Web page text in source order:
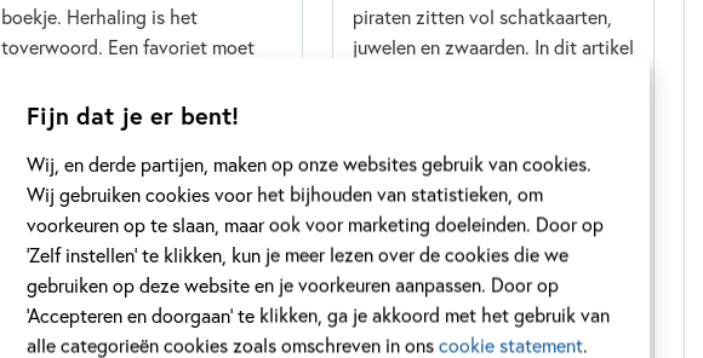
Fijn dat je er bent!
Wij, en derde partijen, maken op onze websites gebruik van cookies.
Wij gebruiken cookies voor het bijhouden van statistieken, om
voorkeuren op te slaan, maar ook voor marketing doeleinden. Door op
‘Zelf instellen’ te klikken, kun je meer lezen over de cookies die we
gebruiken op deze website en je voorkeuren aanpassen. Door op
‘Accepteren en doorgaan’ te klikken, ga je akkoord met het gebruik van
alle categorieën cookies zoals omschreven in onscookie statement.
boekje. Herhaling is het
toverwoord. Een favoriet moet
gehaald worden. Nog een keer!
Tot iedereen het boek uit z’n
hoofd kent.
piraten zitten vol schatkaarten,
juwelen en zwaarden. In dit artikel